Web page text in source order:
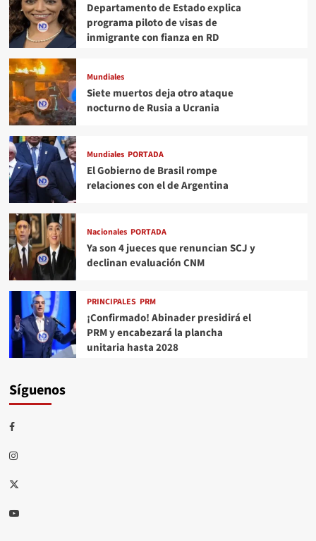
Departamento de Estado explica
programa piloto de visas de
inmigrante con fianza en RD
Mundiales
Siete muertos deja otro ataque
nocturno de Rusia a Ucrania
Mundiales PORTADA
El Gobierno de Brasil rompe
relaciones con el de Argentina
Nacionales PORTADA
Ya son 4 jueces que renuncian SCJ y
declinan evaluación CNM
PRINCIPALES PRM
¡Confirmado! Abinader presidirá el
PRM y encabezará la plancha
unitaria hasta 2028
Síguenos